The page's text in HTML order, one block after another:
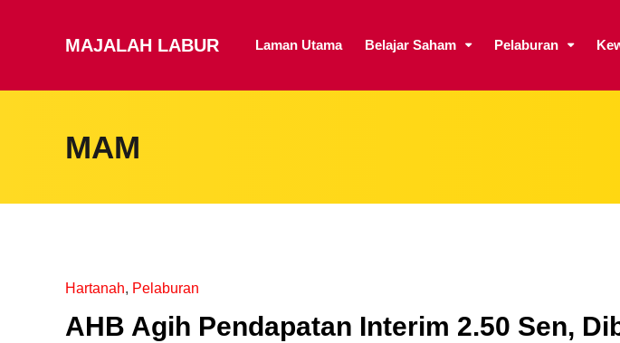
MAJALAH LABUR Laman Utama Belajar Saham Pelaburan
MAM
Hartanah, Pelaburan
AHB Agih Pendapatan Interim 2.50 Sen,